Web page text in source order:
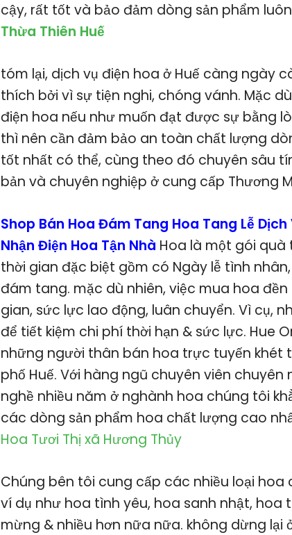
cậy, rất tốt và bảo đảm dòng sản phẩm
Thừa Thiên Huế
tóm lại, dịch vụ điện hoa ở Huế càng ngày
thích bởi vì sự tiện nghi, chóng vánh. Mặc
điện hoa nếu như muốn đạt được sự bằng
thì nên cần đảm bảo an toàn chất lượng
tốt nhất có thể, cùng theo đó chuyên sâu
bản và chuyên nghiệp ở cung cấp Thương
Shop Bán Hoa Đám Tang Hoa Tang Lễ
Nhận Điện Hoa Tận Nhà Hoa là một gói quà
thời gian đặc biệt gồm có Ngày lễ tình
đám tang. mặc dù nhiên, việc mua hoa
gian, sức lực lao động, luân chuyển. Vì cụ,
để tiết kiệm chi phí thời hạn & sức lực. Hue
những người thân bán hoa trực tuyến khét
phố Huế. Với hàng ngũ chuyên viên
nghề nhiều năm ở nghành hoa chúng tôi
các dòng sản phẩm hoa chất lượng cao
Hoa Tươi Thị xã Hương Thủy
Chúng bên tôi cung cấp các nhiều loại
ví dụ như hoa tình yêu, hoa sanh nhật,
mừng & nhiều hơn nữa nữa. không dừng